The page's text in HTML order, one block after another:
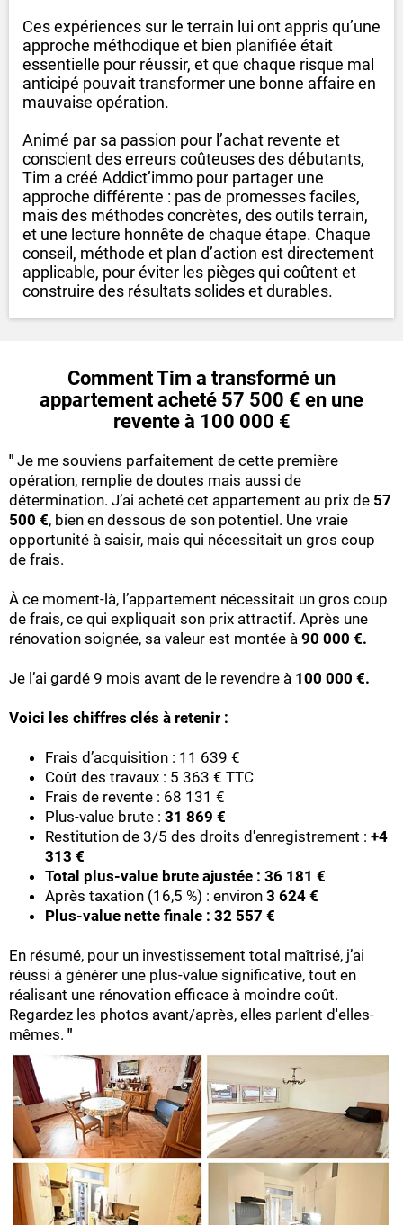
Ces expériences sur le terrain lui ont appris qu’une
approche méthodique et bien planifiée était
essentielle pour réussir, et que chaque risque mal
anticipé pouvait transformer une bonne affaire en
mauvaise opération.
Animé par sa passion pour l’achat revente et
conscient des erreurs coûteuses des débutants,
Tim a créé Addict’immo pour partager une
approche différente : pas de promesses faciles,
mais des méthodes concrètes, des outils terrain,
et une lecture honnête de chaque étape. Chaque
conseil, méthode et plan d’action est directement
applicable, pour éviter les pièges qui coûtent et
construire des résultats solides et durables.
Comment Tim a transformé un
appartement acheté 57 500 € en une
revente à 100 000 €
" Je me souviens parfaitement de cette première
opération, remplie de doutes mais aussi de
détermination. J’ai acheté cet appartement au prix de 57
500 €, bien en dessous de son potentiel. Une vraie
opportunité à saisir, mais qui nécessitait un gros coup
de frais.
À ce moment-là, l’appartement nécessitait un gros coup
de frais, ce qui expliquait son prix attractif. Après une
rénovation soignée, sa valeur est montée à 90 000 €.
Je l’ai gardé 9 mois avant de le revendre à 100 000 €.
Voici les chiffres clés à retenir :
Frais d’acquisition : 11 639 €
Coût des travaux : 5 363 € TTC
Frais de revente : 68 131 €
Plus-value brute : 31 869 €
Restitution de 3/5 des droits d'enregistrement : +4
313 €
Total plus-value brute ajustée : 36 181 €
Après taxation (16,5 %) : environ 3 624 €
Plus-value nette finale : 32 557 €
En résumé, pour un investissement total maîtrisé, j’ai
réussi à générer une plus-value significative, tout en
réalisant une rénovation efficace à moindre coût.
Regardez les photos avant/après, elles parlent d'elles-
mêmes. "